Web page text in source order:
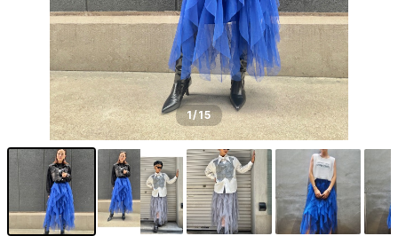
1/15